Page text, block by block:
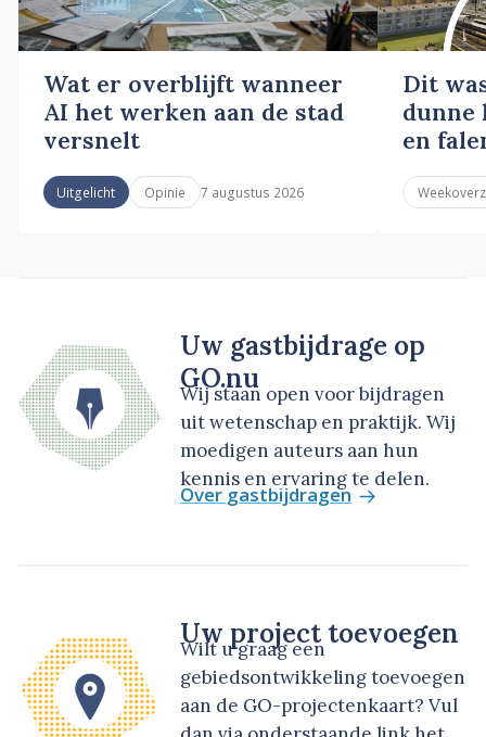
Wat er overblijft wanneer
AI het werken aan de stad
versnelt
Uitgelicht Opinie 7 augustus 2026
Dit
dunne
en
Uw gastbijdrage op
GO.nu
Wij staan open voor bijdragen
uit wetenschap en praktijk. Wij
moedigen auteurs aan hun
kennis en ervaring te delen.
Over gastbijdragen
Uw project toevoegen
Wilt u graag een
gebiedsontwikkeling toevoegen
aan de GO-projectenkaart? Vul